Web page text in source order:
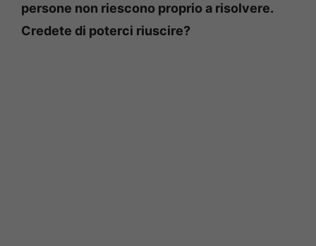
persone non riescono proprio a risolvere.
Credete di poterci riuscire?